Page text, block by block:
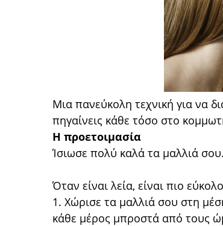
Μια πανεύκολη τεχνική για να
πηγαίνεις κάθε τόσο στο
Η προετοιμασία
Ίσιωσε πολύ καλά τα μαλλιά σου.
Όταν είναι λεία, είναι πιο
1. Χώρισε τα μαλλιά σου στη
κάθε μέρος μπροστά από τους